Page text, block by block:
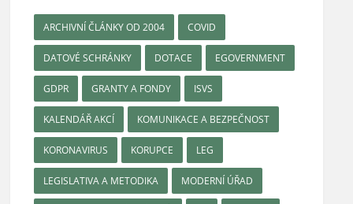
ARCHIVNÍ ČLÁNKY OD 2004 COVID
DATOVÉ SCHRÁNKY DOTACE EGOVERNMENT
GDPR GRANTY A FONDY ISVS
KALENDÁŘ AKCÍ KOMUNIKACE A BEZPEČNOST
KORONAVIRUS KORUPCE LEG
LEGISLATIVA A METODIKA MODERNÍ ÚŘAD